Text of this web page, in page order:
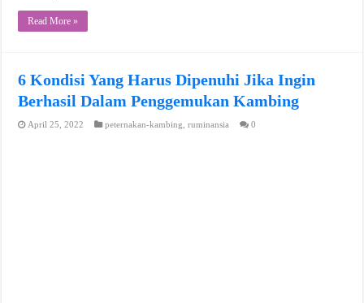
Read More »
6 Kondisi Yang Harus Dipenuhi Jika Ingin
Berhasil Dalam Penggemukan Kambing
April 25, 2022 peternakan-kambing ,ruminansia 0